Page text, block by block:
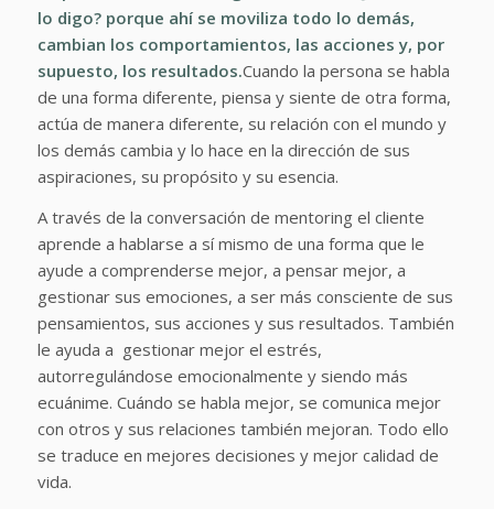
lo digo? porque ahí se moviliza todo lo demás,
cambian los comportamientos, las acciones y, por
supuesto, los resultados.Cuando la persona se habla
de una forma diferente, piensa y siente de otra forma,
actúa de manera diferente, su relación con el mundo y
los demás cambia y lo hace en la dirección de sus
aspiraciones, su propósito y su esencia.
A través de la conversación de mentoring el cliente
aprende a hablarse a sí mismo de una forma que le
ayude a comprenderse mejor, a pensar mejor, a
gestionar sus emociones, a ser más consciente de sus
pensamientos, sus acciones y sus resultados. También
le ayuda a gestionar mejor el estrés,
autorregulándose emocionalmente y siendo más
ecuánime. Cuándo se habla mejor, se comunica mejor
con otros y sus relaciones también mejoran. Todo ello
se traduce en mejores decisiones y mejor calidad de
vida.